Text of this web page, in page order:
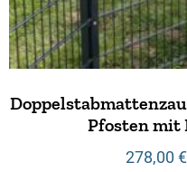
Pfosten mit
278,00 €